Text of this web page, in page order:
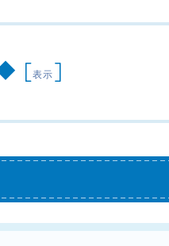
[表示 ]